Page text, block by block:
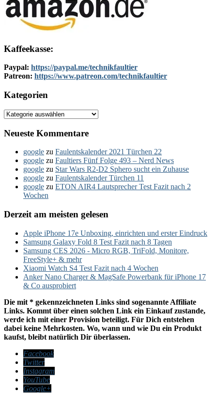
Kaffeekasse:
Paypal: https://paypal.me/technikfaultier
Patreon: https://www.patreon.com/technikfaultier
Kategorien
Kategorien
Neueste Kommentare
google zu Faulentskalender 2021 Türchen 22
google zu Faultiers Fünf Folge 493 – Nerd News
google zu Star Wars R2-D2 Sphero sucht ein Zuhause
google zu Faulentskalender Türchen 11
google zu ETON AIR4 Lautsprecher Test Fazit nach 2
Wochen
Derzeit am meisten gelesen
Apple iPhone 17e Unboxing, einrichten und erster Eindruck
Samsung Galaxy Fold 8 Test Fazit nach 8 Tagen
Samsung CES 2026 - Micro RGB, TriFold, Monitore,
FreeStyle+ & mehr
Xiaomi Watch S4 Test Fazit nach 4 Wochen
Anker Nano Charger & MagSafe Powerbank für iPhone 17
& Co ausprobiert
Die mit * gekennzeichneten Links sind sogenannte Affiliate
Links. Kommt über einen solchen Link ein Einkauf zustande,
werde ich mit einer Provision beteiligt. Für Dich entstehen
dabei keine Mehrkosten. Wo, wann und wie Du ein Produkt
kaufst, bleibt natürlich Dir überlassen.
Facebook
Twitter
Instagram
YouTube
Google+